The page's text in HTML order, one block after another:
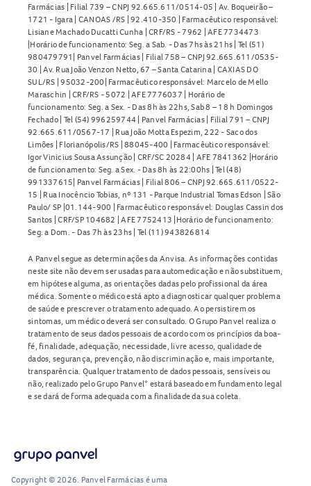
Farmácias | Filial 739 – CNPJ 92.665.611/0514-05 | Av. Boqueirão –
1721 - Igara | CANOAS /RS | 92.410-350 | Farmacêutico responsável:
Lisiane Machado Ducatti Cunha | CRF/RS - 7962 | AFE 7734473
|Horário de funcionamento: Seg. a Sab. - Das 7hs às 21hs | Tel (51)
980479791| Panvel Farmácias | Filial 758 – CNPJ 92.665.611/0535-
30 | Av. Rua João Venzon Netto, 67 – Santa Catarina | CAXIAS DO
SUL/RS | 95032-200| Farmacêutico responsável: Marcelo de Mello
Maraschin | CRF/RS - 5072 | AFE 7776037 | Horário de
funcionamento: Seg. a Sex. - Das 8h às 22hs, Sab 8 – 18 h Domingos
Fechado | Tel (54) 996259744 | Panvel Farmácias | Filial 791 – CNPJ
92.665.611/0567-17 | Rua João Motta Espezim, 222 - Saco dos
Limões | Florianópolis/RS | 88045-400 | Farmacêutico responsável:
Igor Vinicius Sousa Assunção | CRF/SC 20284 | AFE 7841362 |Horário
de funcionamento: Seg. a Sex. - Das 8h às 22:00hs | Tel (48)
991337615| Panvel Farmácias | Filial 806 – CNPJ 92.665.611/0522-
15 | Rua Inocêncio Tobias, nº 131 - Parque Industrial Tomas Edson | São
Paulo/ SP |01.144-900 | Farmacêutico responsável: Douglas Cassin dos
Santos | CRF/SP 104682 | AFE 7752413 |Horário de funcionamento:
Seg. a Dom. - Das 7h às 23hs | Tel (11) 943826814
A Panvel segue as determinações da Anvisa. As informações contidas
neste site não devem ser usadas para automedicação e não substituem,
em hipótese alguma, as orientações dadas pelo profissional da área
médica. Somente o médico está apto a diagnosticar qualquer problema
de saúde e prescrever o tratamento adequado. Ao persistirem os
sintomas, um médico deverá ser consultado. O Grupo Panvel realiza o
tratamento de seus dados pessoais de acordo com os princípios da boa-
fé, finalidade, adequação, necessidade, livre acesso, qualidade de
dados, segurança, prevenção, não discriminação e, mais importante,
transparência. Qualquer tratamento de dados pessoais, sensíveis ou
não, realizado pelo Grupo Panvel* estará baseado em fundamento legal
e se dará de forma adequada com a finalidade da sua coleta.
Copyright © 2026. Panvel Farmácias é uma